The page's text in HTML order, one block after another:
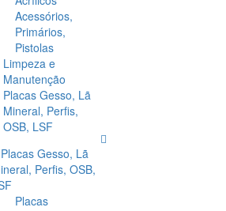
Acessórios,
Primários,
Pistolas
Limpeza e
Manutenção
Placas Gesso, Lã
Mineral, Perfis,
OSB, LSF
Placas Gesso, Lã
Perfis, OSB,
Placas